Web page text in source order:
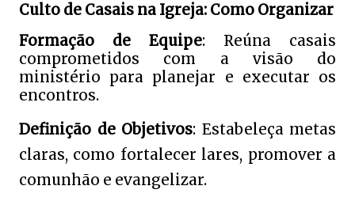
Culto de Casais na Igreja: Como Organizar
Formação de Equipe: Reúna casais
comprometidos com a visão do
ministério para planejar e executar os
encontros.
Definição de Objetivos: Estabeleça metas
claras, como fortalecer lares, promover a
comunhão e evangelizar.